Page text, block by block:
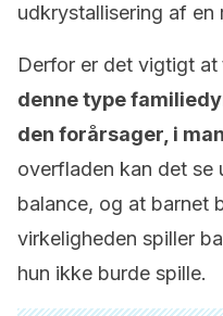
udkrystallisering af en
Derfor er det vigtigt at
denne type
den forårsager, i
overfladen kan det se
balance, og at barnet
virkeligheden spiller
hun ikke burde spille.